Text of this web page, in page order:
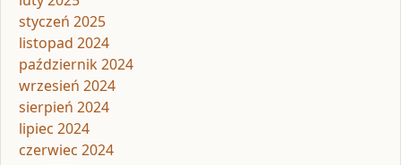
styczeń 2025
listopad 2024
październik 2024
wrzesień 2024
sierpień 2024
lipiec 2024
czerwiec 2024